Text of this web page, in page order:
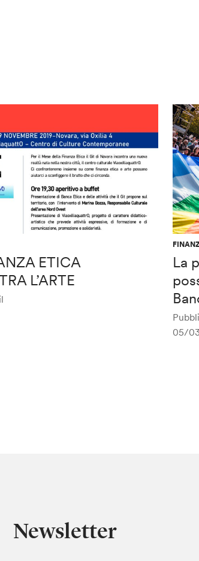
ETICA
L’ARTE
La
05/
Newsletter